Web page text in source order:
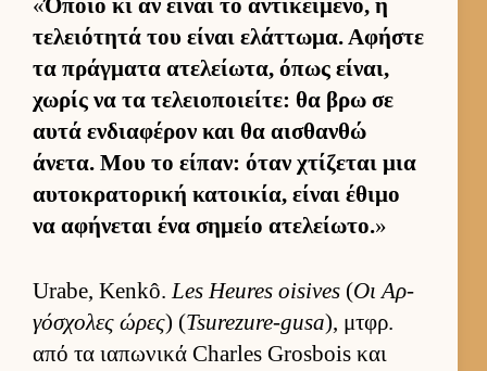
τελειότητά του εί­ναι ελάτ­τωμα. Αφήστε
τα πράγ­ματα ατελεί­ωτα, όπως εί­ναι,
χωρίς να τα τελειο­ποιεί­τε: θα βρω σε
αυτά εν­δια­φέρον και θα αι­σθανθώ
άνετα. Μου το εί­παν: όταν χτίζεται μια
αυ­τοκρατορική κατοι­κία, εί­ναι έθιμο
να αφήνεται ένα σημείο ατελεί­ωτο.»
Urabe, Kenkô.Les Heures oisives (Οι Αρ­
γόσχολες ώρες) (Tsurezure-gusa), μτ­φρ.
από τα ια­πωνικά Charles Grosbois και